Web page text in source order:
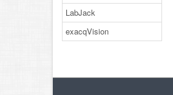
LabJack
exacqVision